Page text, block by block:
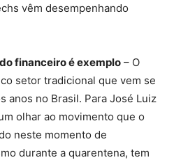
vêm desempenhando
financeiro é exemplo – O
setor tradicional que vem se
anos no Brasil. Para José Luiz
olhar ao movimento que o
neste momento de
durante a quarentena, tem